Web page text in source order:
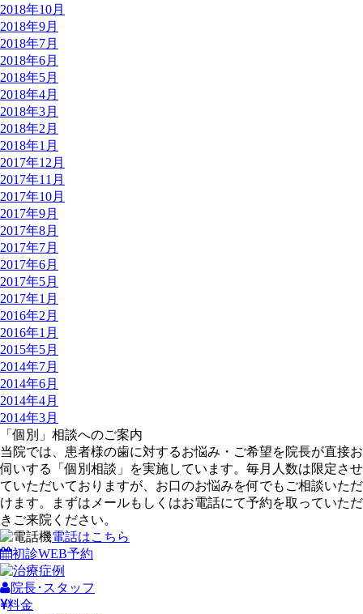
2018年10月
2018年9月
2018年7月
2018年6月
2018年5月
2018年4月
2018年3月
2018年2月
2018年1月
2017年12月
2017年11月
2017年10月
2017年9月
2017年8月
2017年7月
2017年6月
2017年5月
2017年1月
2016年2月
2016年1月
2015年5月
2014年7月
2014年6月
2014年4月
2014年3月
「個別」相談へのご案内
当院では、患者様の歯に対するお悩み・ご希望を院長が直接お
伺いする「個別相談」を実施しています。毎月人数は限定させ
ていただいておりますが、お口のお悩みを何でもご相談いただ
けます。まずはメールもしくはお電話にて予約を取っていただ
きご来院ください。
電話はこちら
初診WEB予約
院長･スタッフ
料金